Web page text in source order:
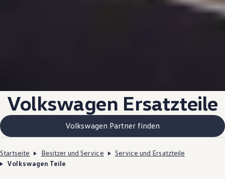
Volkswagen Ersatzteile
Volkswagen Partner finden
Startseite Besitzer und Service
Service und Ersatzteile
Volkswagen Teile